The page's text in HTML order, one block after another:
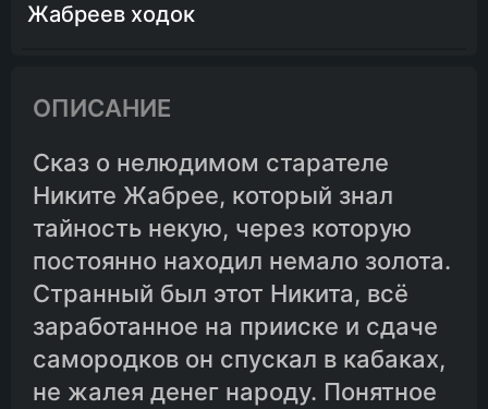
Жабреев ходок
ОПИСАНИЕ
Сказ о нелюдимом старателе
Никите Жабрее, который знал
тайность некую, через которую
постоянно находил немало золота.
Странный был этот Никита, всё
заработанное на прииске и сдаче
самородков он спускал в кабаках,
не жалея денег народу. Понятное